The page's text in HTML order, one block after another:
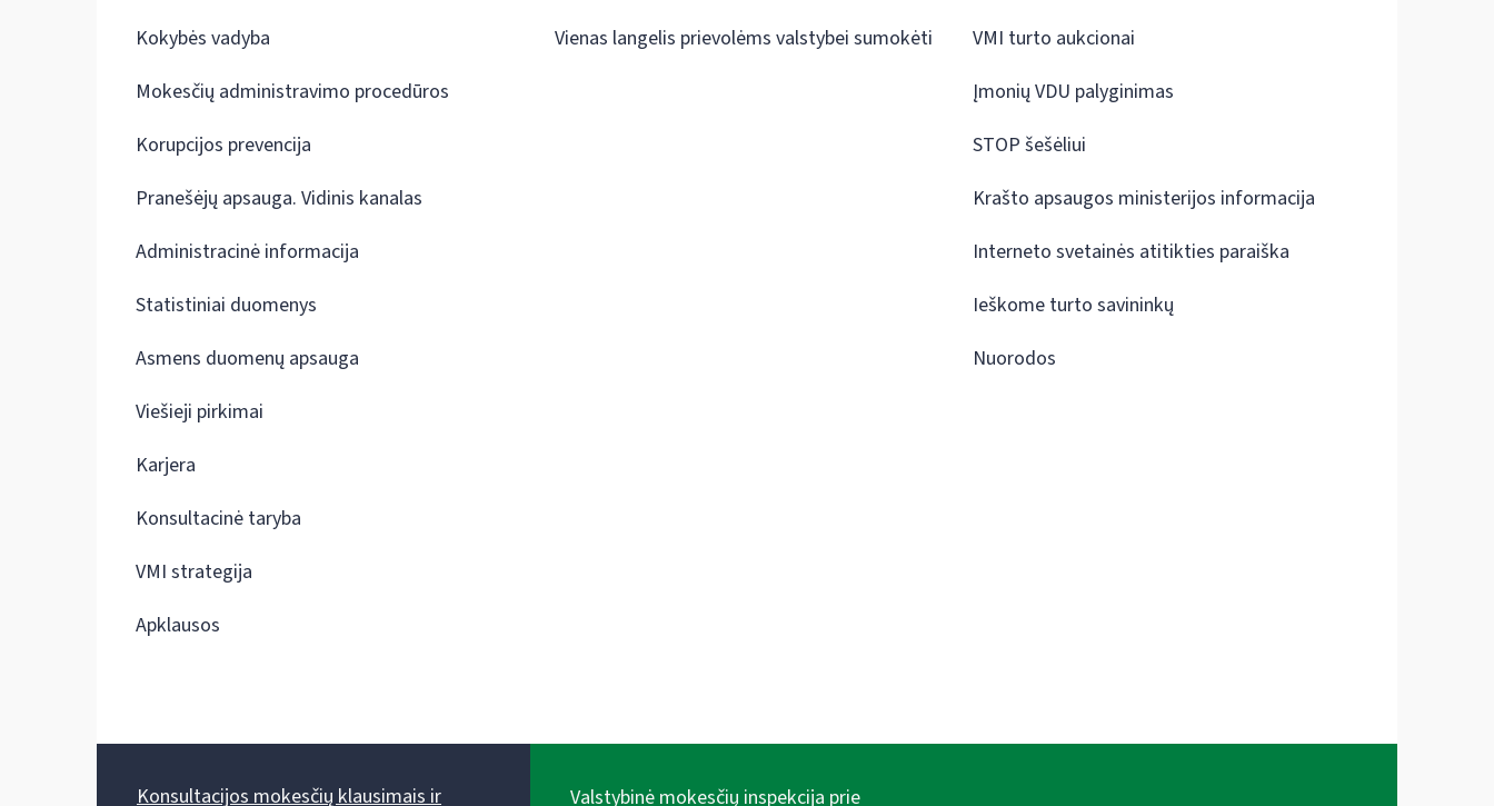
Kokybės vadyba
Mokesčių administravimo procedūros
Korupcijos prevencija
Pranešėjų apsauga. Vidinis kanalas
Administracinė informacija
Statistiniai duomenys
Asmens duomenų apsauga
Viešieji pirkimai
Karjera
Konsultacinė taryba
VMI strategija
Apklausos
Vienas langelis prievolėms valstybei sumokėti
VMI turto aukcionai
Įmonių VDU palyginimas
STOP šešėliui
Krašto apsaugos ministerijos informacija
Interneto svetainės atitikties paraiška
Ieškome turto savininkų
Nuorodos
Konsultacijos mokesčių klausimais ir Valstybinė mokesčių inspekcija prie